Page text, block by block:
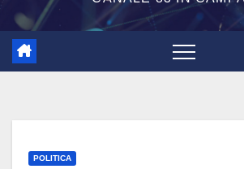
POLITICA